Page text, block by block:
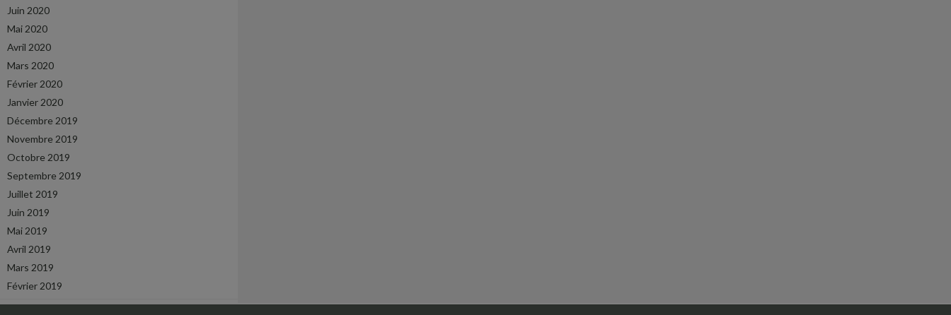
Juin 2020
Mai 2020
Avril 2020
Mars 2020
Février 2020
Janvier 2020
Décembre 2019
Novembre 2019
Octobre 2019
Septembre 2019
Juillet 2019
Juin 2019
Mai 2019
Avril 2019
Mars 2019
Février 2019